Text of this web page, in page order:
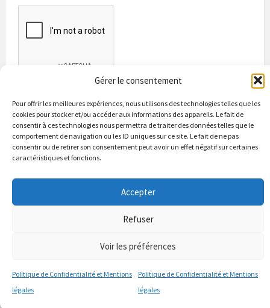
Gérer le consentement
Pour offrir les meilleures expériences, nous utilisons des technologies telles que les
cookies pour stocker et/ou accéder aux informations des appareils. Le fait de
consentir à ces technologies nous permettra de traiter des données telles que le
comportement de navigation ou les ID uniques sur ce site. Le fait de ne pas
consentir ou de retirer son consentement peut avoir un effet négatif sur certaines
caractéristiques et fonctions.
Accepter
Refuser
Voir les préférences
Politique de Confidentialité et Mentions
légales
Politique de Confidentialité et Mentions
légales
Bienvenue à Puycapel La municipalité
Actualités
Les bonnes adresses
Contacts & renseignements